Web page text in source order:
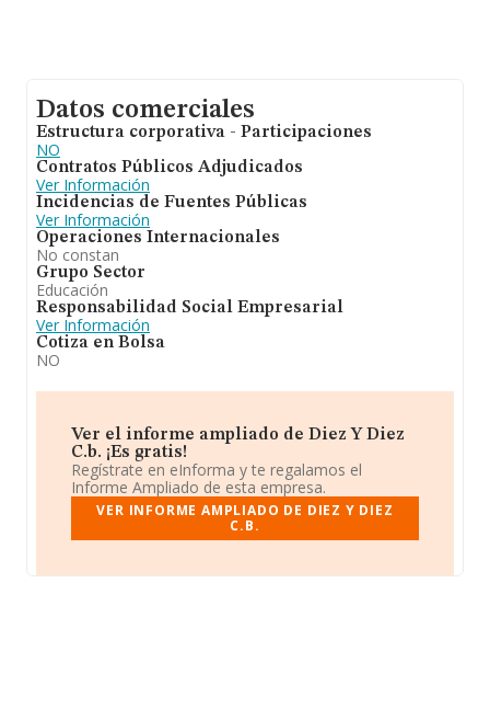
Datos comerciales
Estructura corporativa - Participaciones
NO
Contratos Públicos Adjudicados
Ver Información
Incidencias de Fuentes Públicas
Ver Información
Operaciones Internacionales
No constan
Grupo Sector
Educación
Responsabilidad Social Empresarial
Ver Información
Cotiza en Bolsa
NO
Ver el informe ampliado de Diez Y Diez
C.b. ¡Es gratis!
Regístrate en eInforma y te regalamos el
Informe Ampliado de esta empresa.
VER INFORME AMPLIADO DE DIEZ Y DIEZ
C.B.